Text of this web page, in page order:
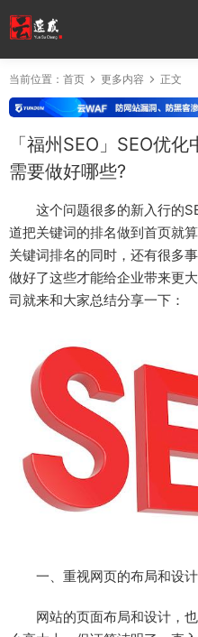
当前位置： 首页 更多内容 正文
「福州SEO」SEO优
需要做好哪些?
这个问题很多的新入行的
道把关键词的排名做到首页就
关键词排名的同时，还有很多
做好了这些才能给企业带来更
司就来和大家总结分享一下：
一、重视网页的布局和设计
网站的页面布局和设计，也